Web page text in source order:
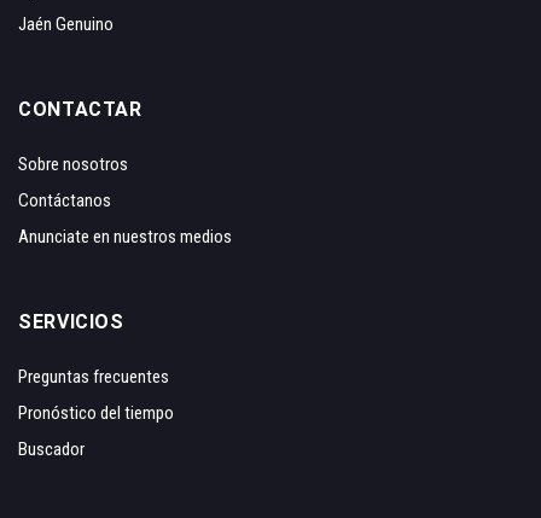
Jaén Genuino
CONTACTAR
Sobre nosotros
Contáctanos
Anunciate en nuestros medios
SERVICIOS
Preguntas frecuentes
Pronóstico del tiempo
Buscador